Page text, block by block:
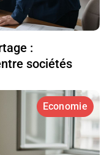
:
sociétés
Economie